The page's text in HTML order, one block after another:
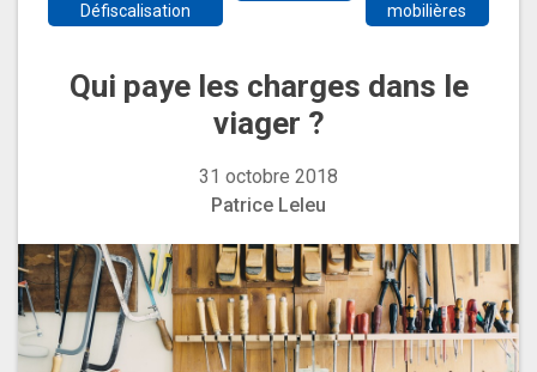
Défiscalisation
mobilières
Qui paye les charges dans le
viager ?
31 octobre 2018
Patrice Leleu